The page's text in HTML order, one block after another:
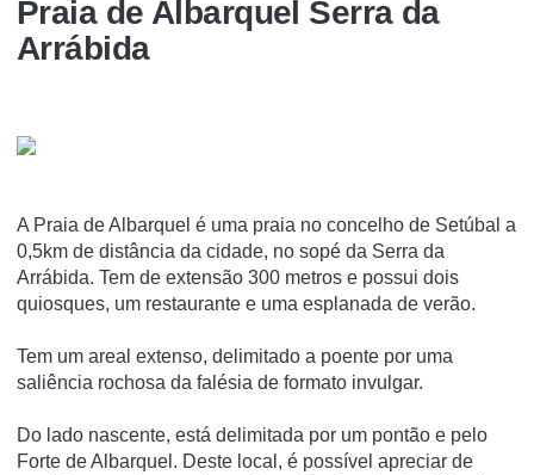
Praia de Albarquel Serra da
Arrábida
A Praia de Albarquel é uma praia no concelho de Setúbal a
0,5km de distância da cidade, no sopé da Serra da
Arrábida. Tem de extensão 300 metros e possui dois
quiosques, um restaurante e uma esplanada de verão.
Tem um areal extenso, delimitado a poente por uma
saliência rochosa da falésia de formato invulgar.
Do lado nascente, está delimitada por um pontão e pelo
Forte de Albarquel. Deste local, é possí­vel apreciar de